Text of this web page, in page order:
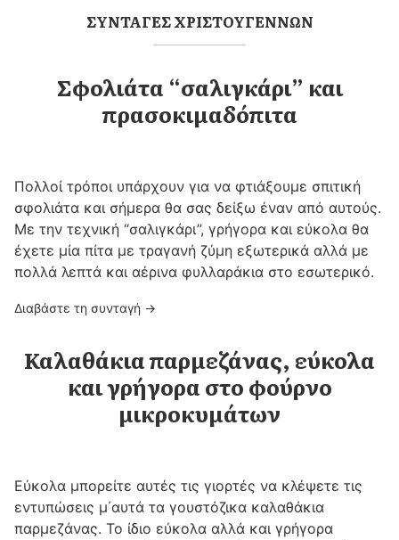
ΣΥΝΤΑΓΕΣ ΧΡΙΣΤΟΥΓΕΝΝΩΝ
Σφολιάτα “σαλιγκάρι” και
πρασοκιμαδόπιτα
Πολλοί τρόποι υπάρχουν για να φτιάξουμε σπιτική
σφολιάτα και σήμερα θα σας δείξω έναν από αυτούς.
Με την τεχνική “σαλιγκάρι”, γρήγορα και εύκολα θα
έχετε μία πίτα με τραγανή ζύμη εξωτερικά αλλά με
πολλά λεπτά και αέρινα φυλλαράκια στο εσωτερικό.
Διαβάστε τη συνταγή →
Καλαθάκια παρμεζάνας, εύκολα
και γρήγορα στο φούρνο
μικροκυμάτων
Εύκολα μπορείτε αυτές τις γιορτές να κλέψετε τις
εντυπώσεις μ΄αυτά τα γουστόζικα καλαθάκια
παρμεζάνας. Το ίδιο εύκολα αλλά και γρήγορα